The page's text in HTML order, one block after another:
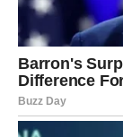
Danas svet vidi
DEVICA
RAZLIKU